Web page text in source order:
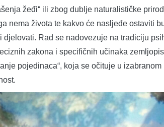
žeđi“ ili zbog dublje naturalističke
nema života te kakvo će nasljeđe ostaviti
djelovati. Rad se nadovezuje na tradiciju
zakona i specifičnih učinaka
pojedinaca“, koja se očituje u